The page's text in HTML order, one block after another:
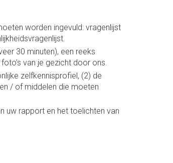
worden ingevuld: vragenlijst
30 minuten), een reeks
van je gezicht door ons.
zelfkennisprofiel, (2) de
/ of middelen die moeten
uw rapport en het toelichten van